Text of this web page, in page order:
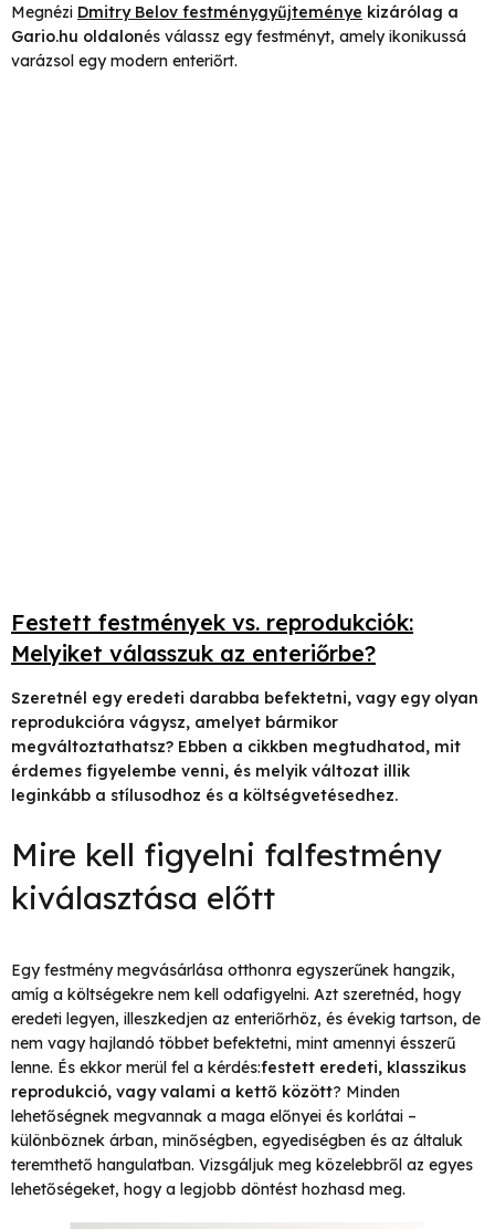
Megnézi Dmitry Belov festménygyűjteménye kizárólag a
Gario.hu oldalonés válassz egy festményt, amely ikonikussá
varázsol egy modern enteriőrt.
Festett festmények vs. reprodukciók:
Melyiket válasszuk az enteriőrbe?
Szeretnél egy eredeti darabba befektetni, vagy egy olyan
reprodukcióra vágysz, amelyet bármikor
megváltoztathatsz? Ebben a cikkben megtudhatod, mit
érdemes figyelembe venni, és melyik változat illik
leginkább a stílusodhoz és a költségvetésedhez.
Mire kell figyelni falfestmény
kiválasztása előtt
Egy festmény megvásárlása otthonra egyszerűnek hangzik,
amíg a költségekre nem kell odafigyelni. Azt szeretnéd, hogy
eredeti legyen, illeszkedjen az enteriőrhöz, és évekig tartson, de
nem vagy hajlandó többet befektetni, mint amennyi ésszerű
lenne. És ekkor merül fel a kérdés:festett eredeti, klasszikus
reprodukció, vagy valami a kettő között? Minden
lehetőségnek megvannak a maga előnyei és korlátai –
különböznek árban, minőségben, egyediségben és az általuk
teremthető hangulatban. Vizsgáljuk meg közelebbről az egyes
lehetőségeket, hogy a legjobb döntést hozhasd meg.